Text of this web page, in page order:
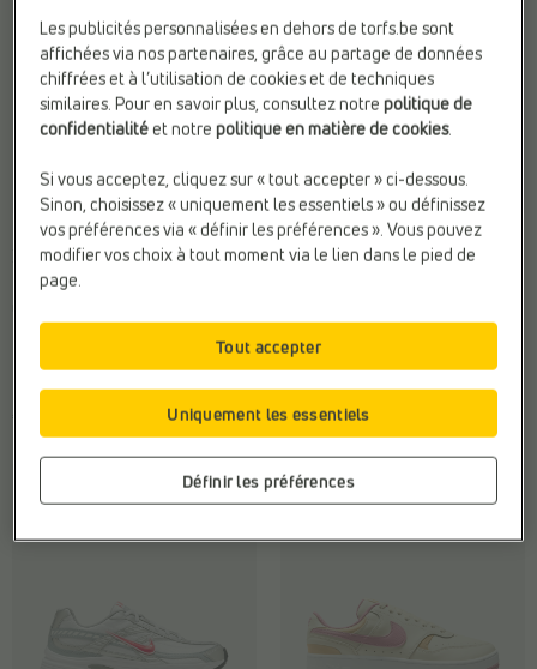
BASKETS SPORTIVES
Nike
Hauteur de talon:
Matière:Textile
BASKETS SPORTIVES
Nike
€ 79,99
Matière:
Les publicités personnalisées en dehors de torfs.be sont
affichées via nos partenaires, grâce au partage de données
chiffrées et à l’utilisation de cookies et de techniques
similaires. Pour en savoir plus, consultez notrepolitique de
confidentialitéet notrepolitique en matière de cookies.
Si vous acceptez, cliquez sur « tout accepter » ci-dessous.
Sinon, choisissez « uniquement les essentiels » ou définissez
vos préférences via « définir les préférences ». Vous pouvez
modifier vos choix à tout moment via le lien dans le pied de
page.
Définir les préférences
Uniquement les essentiels
Tout accepter